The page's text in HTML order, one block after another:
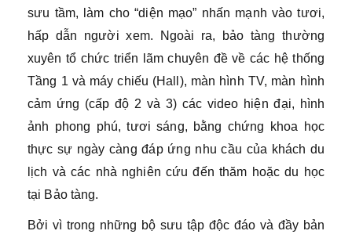
sưu tầm, làm cho “diện mạo” nhấn mạnh vào tươi,
hấp dẫn người xem. Ngoài ra, bảo tàng thường
xuyên tổ chức triển lãm chuyên đề về các hệ thống
Tầng 1 và máy chiếu (Hall), màn hình TV, màn hình
cảm ứng (cấp độ 2 và 3) các video hiện đại, hình
ảnh phong phú, tươi sáng, bằng chứng khoa học
thực sự ngày càng đáp ứng nhu cầu của khách du
lịch và các nhà nghiên cứu đến thăm hoặc du học
tại Bảo tàng.
Bởi vì trong những bộ sưu tập độc đáo và đầy bản